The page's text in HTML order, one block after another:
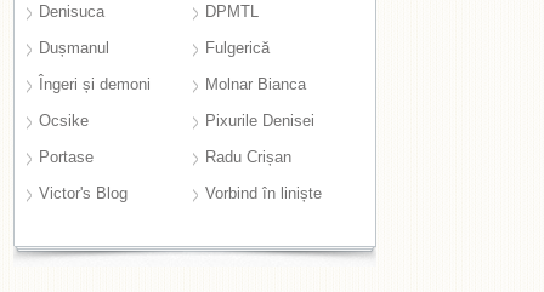
Denisuca
DPMTL
Dușmanul
Fulgerică
Îngeri și demoni
Molnar Bianca
Ocsike
Pixurile Denisei
Portase
Radu Crișan
Victor's Blog
Vorbind în liniște